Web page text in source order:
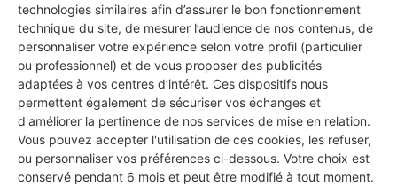
technologies similaires afin d’assurer le bon fonctionnement
technique du site, de mesurer l’audience de nos contenus, de
personnaliser votre expérience selon votre profil (particulier
ou professionnel) et de vous proposer des publicités
adaptées à vos centres d’intérêt. Ces dispositifs nous
permettent également de sécuriser vos échanges et
d'améliorer la pertinence de nos services de mise en relation.
Vous pouvez accepter l'utilisation de ces cookies, les refuser,
ou personnaliser vos préférences ci-dessous. Votre choix est
conservé pendant 6 mois et peut être modifié à tout moment.
DEMANDER UN DEVIS